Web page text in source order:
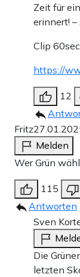
Zeit für
erinnert!
Clip 60sec.
https://
12
Fritz
Melden
Wer Grün
115
Antworten
Sven
Die
letzten